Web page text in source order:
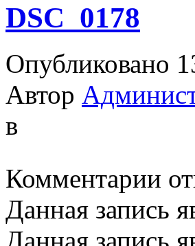
DSC_0178
Опубликовано
Автор
в
Комментарии записи
Данная запись
Данная запись